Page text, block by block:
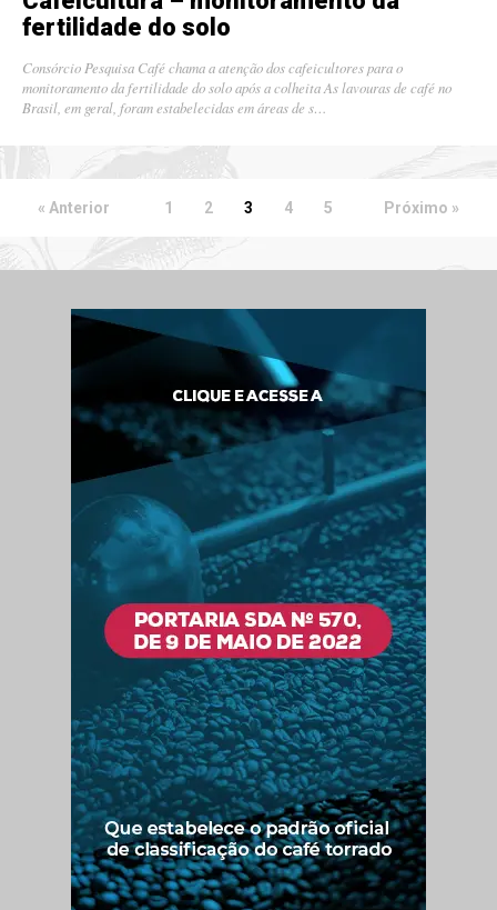
fertilidade do solo
Consórcio Pesquisa Café chama a atenção dos cafeicultores para o
monitoramento da fertilidade do solo após a colheita As lavouras de café no
Brasil, em geral, foram estabelecidas em áreas de s…
« Anterior 1 2 3 4 5 Próximo »